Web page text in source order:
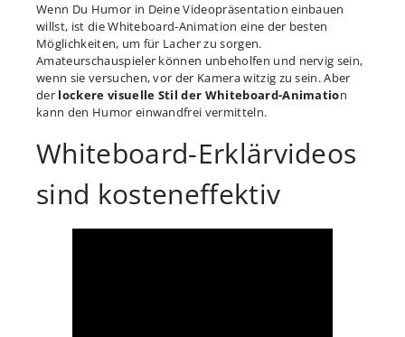
Wenn Du Humor in Deine Videopräsentation einbauen
willst, ist die Whiteboard-Animation eine der besten
Möglichkeiten, um für Lacher zu sorgen.
Amateurschauspieler können unbeholfen und nervig sein,
wenn sie versuchen, vor der Kamera witzig zu sein. Aber
der lockere visuelle Stil der Whiteboard-Animation
kann den Humor einwandfrei vermitteln.
Whiteboard-Erklärvideos
sind kosteneffektiv